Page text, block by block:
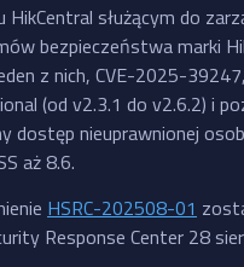
służącym do
bezpieczeństwa marki
z nich, CVE-2025-
(od v2.3.1 do v2.6.2) i
dostęp nieuprawnionej
aż 8.6.
HSRC-202508-01
Response Center 28